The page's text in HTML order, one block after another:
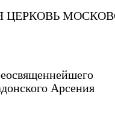
ЦЕРКОВЬ
Арсения